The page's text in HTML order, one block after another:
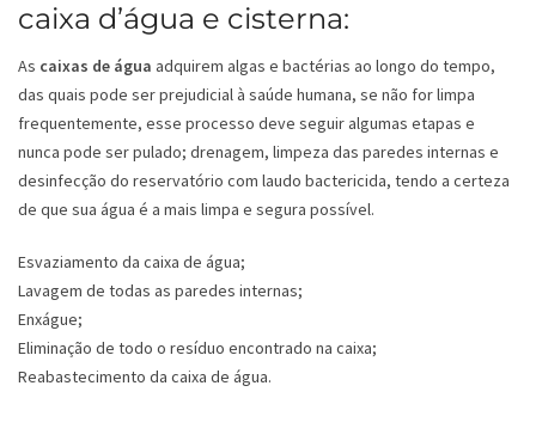
caixa d’água e cisterna:
As caixas de água adquirem algas e bactérias ao longo do tempo,
das quais pode ser prejudicial à saúde humana, se não for limpa
frequentemente, esse processo deve seguir algumas etapas e
nunca pode ser pulado; drenagem, limpeza das paredes internas e
desinfecção do reservatório com laudo bactericida, tendo a certeza
de que sua água é a mais limpa e segura possível.
Esvaziamento da caixa de água;
Lavagem de todas as paredes internas;
Enxágue;
Eliminação de todo o resíduo encontrado na caixa;
Reabastecimento da caixa de água.